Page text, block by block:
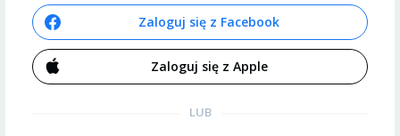
Zaloguj się z Facebook
Zaloguj się z Apple
LUB